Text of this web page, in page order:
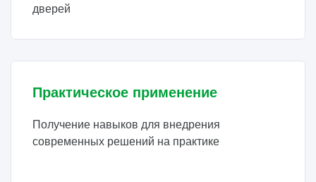
дверей
Практическое применение
Получение навыков для внедрения
современных решений на практике